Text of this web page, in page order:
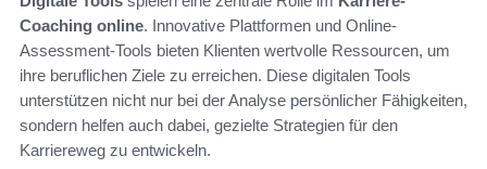
Coaching online. Innovative Plattformen und Online-
Assessment-Tools bieten Klienten wertvolle Ressourcen, um
ihre beruflichen Ziele zu erreichen. Diese digitalen Tools
unterstützen nicht nur bei der Analyse persönlicher Fähigkeiten,
sondern helfen auch dabei, gezielte Strategien für den
Karriereweg zu entwickeln.